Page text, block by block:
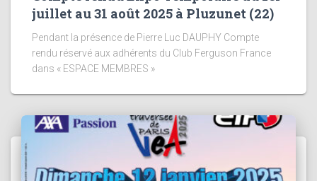
juillet au 31 août 2025 à Pluzunet (22)
Pendant la présence de Pierre Luc DAUPHY Compte
rendu réservé aux adhérents du Club Ferguson France
dans « ESPACE MEMBRES »